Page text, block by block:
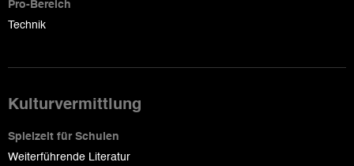
Pro-Bereich
Technik
Kulturvermittlung
Spielzeit für Schulen
Weiterführende Literatur